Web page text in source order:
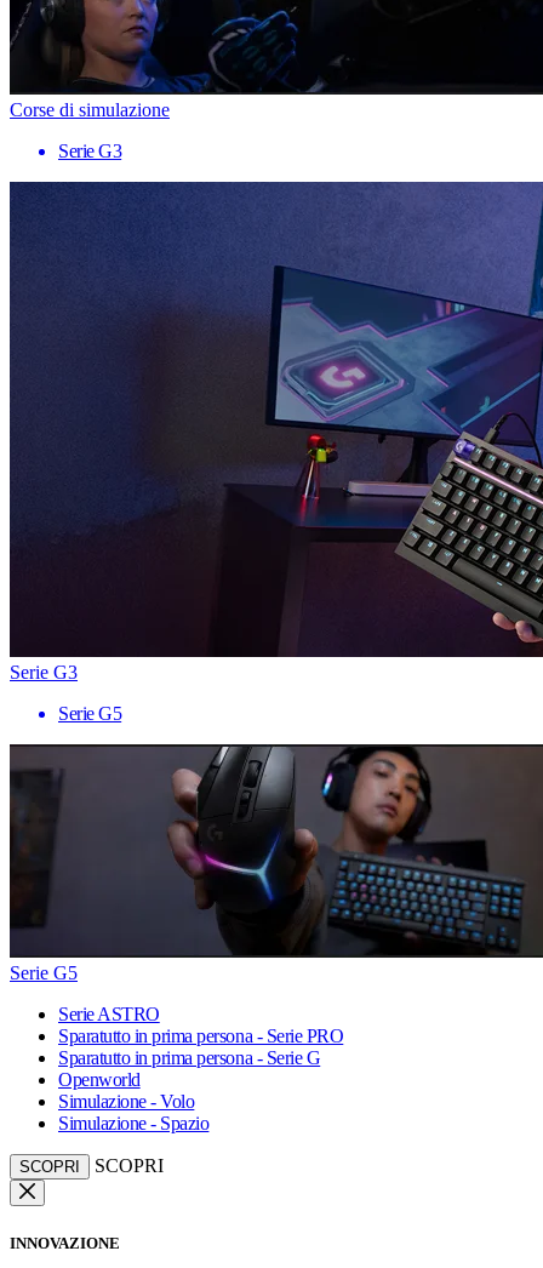
Corse di simulazione
Serie G3
Serie G3
Serie G5
Serie G5
Serie ASTRO
Sparatutto in prima persona - Serie PRO
Sparatutto in prima persona - Serie G
Openworld
Simulazione - Volo
Simulazione - Spazio
SCOPRI SCOPRI
INNOVAZIONE